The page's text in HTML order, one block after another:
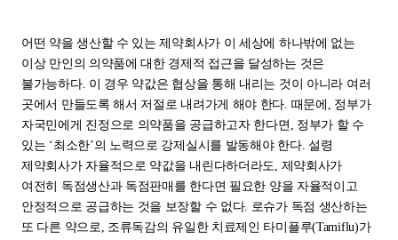
어떤 약을 생산할 수 있는 제약회사가 이 세상에 하나밖에 없는
이상 만인의 의약품에 대한 경제적 접근을 달성하는 것은
불가능하다. 이 경우 약값은 협상을 통해 내리는 것이 아니라 여러
곳에서 만들도록 해서 저절로 내려가게 해야 한다. 때문에, 정부가
자국민에게 진정으로 의약품을 공급하고자 한다면, 정부가 할 수
있는 ‘최소한’의 노력으로 강제실시를 발동해야 한다. 설령
제약회사가 자율적으로 약값을 내린다하더라도, 제약회사가
여전히 독점생산과 독점판매를 한다면 필요한 양을 자율적이고
안정적으로 공급하는 것을 보장할 수 없다. 로슈가 독점 생산하는
또 다른 약으로, 조류독감의 유일한 치료제인 타미플루(Tamiflu)가